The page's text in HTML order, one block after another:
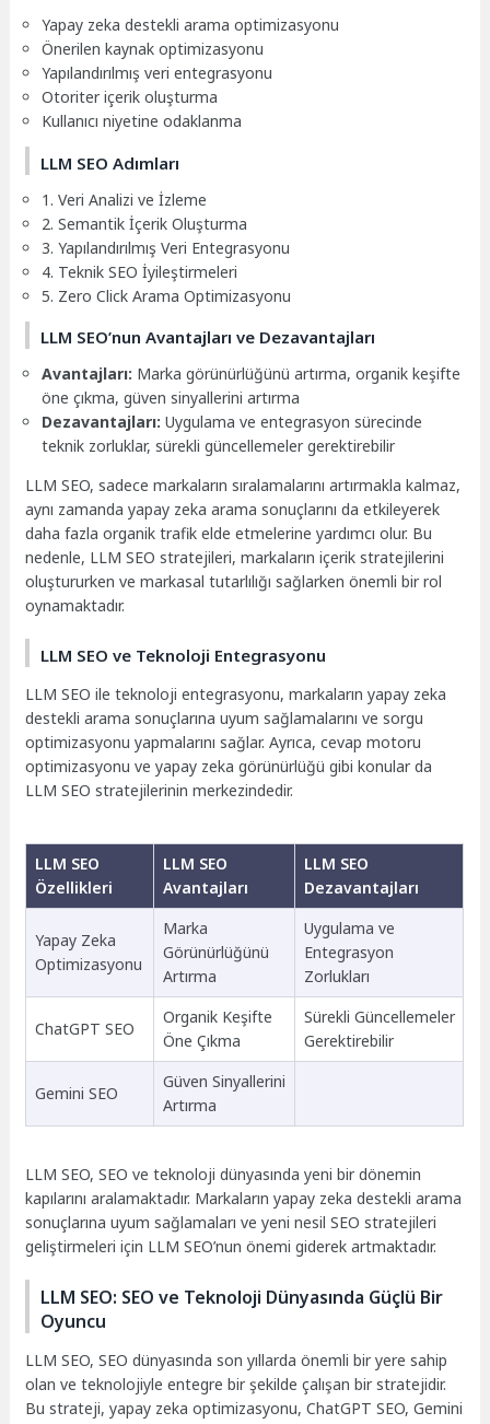
Yapay zeka destekli arama optimizasyonu
Önerilen kaynak optimizasyonu
Yapılandırılmış veri entegrasyonu
Otoriter içerik oluşturma
Kullanıcı niyetine odaklanma
LLM SEO Adımları
1. Veri Analizi ve İzleme
2. Semantik İçerik Oluşturma
3. Yapılandırılmış Veri Entegrasyonu
4. Teknik SEO İyileştirmeleri
5. Zero Click Arama Optimizasyonu
LLM SEO’nun Avantajları ve Dezavantajları
Avantajları: Marka görünürlüğünü artırma, organik keşifte
öne çıkma, güven sinyallerini artırma
Dezavantajları: Uygulama ve entegrasyon sürecinde
teknik zorluklar, sürekli güncellemeler gerektirebilir
LLM SEO, sadece markaların sıralamalarını artırmakla kalmaz,
aynı zamanda yapay zeka arama sonuçlarını da etkileyerek
daha fazla organik trafik elde etmelerine yardımcı olur. Bu
nedenle, LLM SEO stratejileri, markaların içerik stratejilerini
oluştururken ve markasal tutarlılığı sağlarken önemli bir rol
oynamaktadır.
LLM SEO ve Teknoloji Entegrasyonu
LLM SEO ile teknoloji entegrasyonu, markaların yapay zeka
destekli arama sonuçlarına uyum sağlamalarını ve sorgu
optimizasyonu yapmalarını sağlar. Ayrıca, cevap motoru
optimizasyonu ve yapay zeka görünürlüğü gibi konular da
LLM SEO stratejilerinin merkezindedir.
LLM SEO
Özellikleri
LLM SEO
Avantajları
LLM SEO
Dezavantajları
Yapay Zeka
Optimizasyonu
Marka
Görünürlüğünü
Artırma
Uygulama ve
Entegrasyon
Zorlukları
ChatGPT SEO
Organik Keşifte
Öne Çıkma
Sürekli Güncellemeler
Gerektirebilir
Gemini SEO
Güven Sinyallerini
Artırma
LLM SEO, SEO ve teknoloji dünyasında yeni bir dönemin
kapılarını aralamaktadır. Markaların yapay zeka destekli arama
sonuçlarına uyum sağlamaları ve yeni nesil SEO stratejileri
geliştirmeleri için LLM SEO’nun önemi giderek artmaktadır.
LLM SEO: SEO ve Teknoloji Dünyasında Güçlü Bir
Oyuncu
LLM SEO, SEO dünyasında son yıllarda önemli bir yere sahip
olan ve teknolojiyle entegre bir şekilde çalışan bir stratejidir.
Bu strateji, yapay zeka optimizasyonu, ChatGPT SEO, Gemini